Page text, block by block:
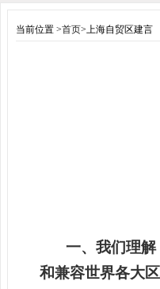
当前位置 >首页>上海自贸区建言
一、我们理
和兼容世界各大